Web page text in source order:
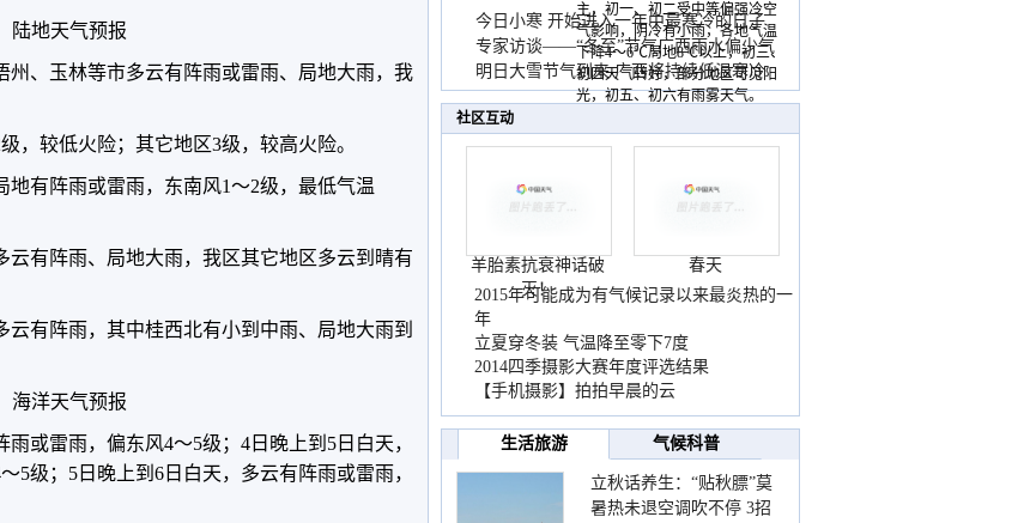
陆地天气预报
州、玉林等市多云有阵雨或雷雨、局地大雨，我
，较低火险；其它地区3级，较高火险。
有阵雨或雷雨，东南风1～2级，最低气温
云有阵雨、局地大雨，我区其它地区多云到晴有
云有阵雨，其中桂西北有小到中雨、局地大雨到
海洋天气预报
或雷雨，偏东风4～5级；4日晚上到5日白天，
5级；5日晚上到6日白天，多云有阵雨或雷雨，
主，初一、初二受中等偏强冷空
气影响，阴冷有小雨，各地气温
下降4～6℃局地8℃以上，初三、
初四天气转好，部分地区可见阳
光，初五、初六有雨雾天气。
今日小寒 开始进入一年中最寒冷的日子
专家访谈——“冬至”节气广西雨水偏少气
温低
明日大雪节气到来 广西将持续低温寒冷
天气
社区互动
羊胎素抗衰神话破
灭！
春天
2015年可能成为有气候记录以来最炎热的一
年
立夏穿冬装 气温降至零下7度
2014四季摄影大赛年度评选结果
【手机摄影】拍拍早晨的云
生活旅游 气候科普
立秋话养生：“贴秋膘”莫
着急 先清暑再防燥
暑热未退空调吹不停 3招